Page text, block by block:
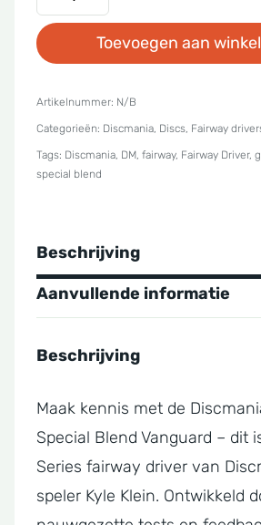
-
S-
Special
Blend
-
Toevoegen aan
Artikelnummer: N/B
Categorieën: Discmania, Discs, Fairway
Tags: Discmania, DM, fairway, Fairway Driver,
special blend
Beschrijving
Aanvullende informatie
Beschrijving
Maak kennis met de
Special Blend Vanguard – dit
Series fairway driver van
speler Kyle Klein. Ontwikkeld